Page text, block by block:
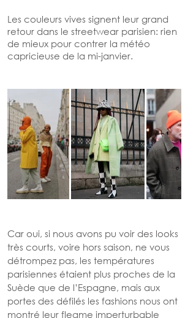
Les couleurs vives signent leur grand
retour dans le streetwear parisien: rien
de mieux pour contrer la météo
capricieuse de la mi-janvier.
Car oui, si nous avons pu voir des looks
très courts, voire hors saison, ne vous
détrompez pas, les températures
parisiennes étaient plus proches de la
Suède que de l’Espagne, mais aux
portes des défilés les fashions nous ont
montré leur flegme imperturbable